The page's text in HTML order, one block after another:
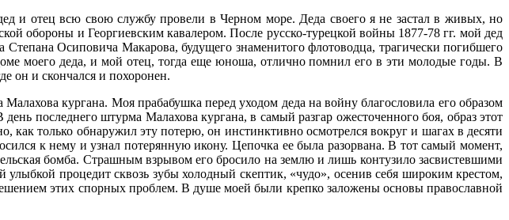
и отец всю свою службу провели в Черном море. Деда своего я не застал в живых, но
обороны и Георгиев­ским кавалером. После русско-турецкой вой­ны 1877-78 гг. мой дед
Оси­повича Макарова, будущего знаменитого фло­товодца, трагически погибшего
мо­его деда, и мой отец, тогда еще юноша, отлич­но помнил его в эти молодые годы. В
он и скончался и похоронен.
кургана. Моя прабабу­шка перед уходом деда на войну благословила его образом
последнего штурма Малахова кургана, в самый разгар ожесточен­ного боя, образ этот
как только обна­ружил эту потерю, он инстинктивно осмотрел­ся вокруг и шагах в десяти
к нему и узнал потерянную икону. Цепочка ее была разорвана. В тот самый момент,
бомба. Страшным взрывом его бросило на землю и лишь контузило засвис­тевшими
процедит сквозь зубы холодный скептик, «чудо», осенив себя широким крестом,
этих спорных проблем. В душе моей были крепко заложены основы православной